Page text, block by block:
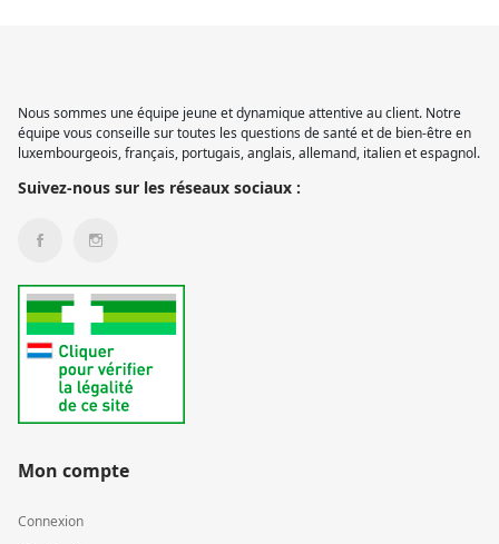
Nous sommes une équipe jeune et dynamique attentive au client. Notre
équipe vous conseille sur toutes les questions de santé et de bien-être en
luxembourgeois, français, portugais, anglais, allemand, italien et espagnol.
Suivez-nous sur les réseaux sociaux :
Mon compte
Connexion